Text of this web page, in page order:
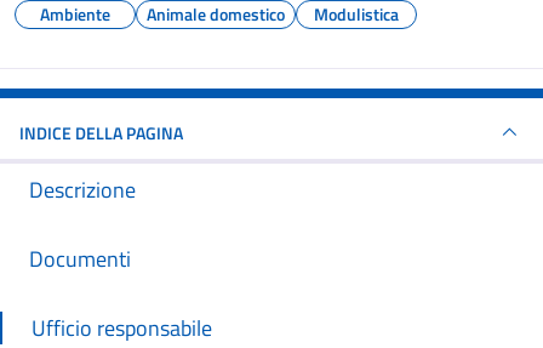
Ambiente Animale domestico Modulistica
INDICE DELLA PAGINA
Descrizione
Documenti
Ufficio responsabile